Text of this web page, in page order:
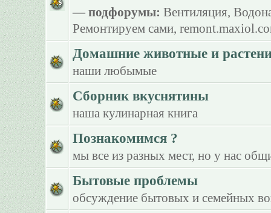
— подфорумы: Вентиляция,
Ремонтируем сами,
Домашние животные и
наши любымые
Сборник вкуснятины
наша кулинарная книга
Познакомимся ?
мы все из разных мест, но у нас
Бытовые проблемы
обсуждение бытовых и семейных